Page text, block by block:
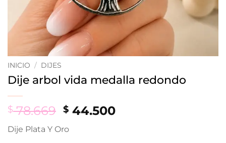
INICIO / DIJES
Dije arbol vida medalla redondo
$78.669 Original
was:
$ 44.500Current
Dije Plata Y Oro